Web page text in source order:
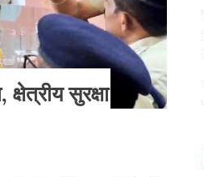
सुरक्षा